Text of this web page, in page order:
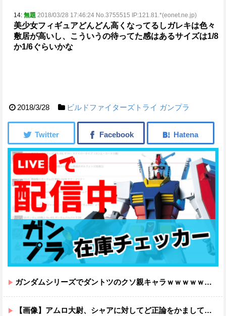
14: 無題 2018/03/28 17:46:24 No.3755515 IP:121.81.*(eonet.ne.jp)
美少女フィギュアどんどん高くなってるしガレキは色々
敷居が高いし、こういうの待ってた感はあるサイズは1/8
か1/6ぐらいかな
2018/3/28 ビルドファイターズトライ ガンプラ
ガンダムシリーズでダントツのクソ親キャラｗｗｗｗｗｗｗｗｗｗｗｗ
【画像】アムロ大尉、シャアに対してど正論をかましてしまうｗｗｗｗｗｗｗｗｗｗ